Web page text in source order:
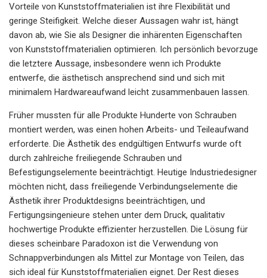
Vorteile von Kunststoffmaterialien ist ihre Flexibilität und
geringe Steifigkeit. Welche dieser Aussagen wahr ist, hängt
davon ab, wie Sie als Designer die inhärenten Eigenschaften
von Kunststoffmaterialien optimieren. Ich persönlich bevorzuge
die letztere Aussage, insbesondere wenn ich Produkte
entwerfe, die ästhetisch ansprechend sind und sich mit
minimalem Hardwareaufwand leicht zusammenbauen lassen.
Früher mussten für alle Produkte Hunderte von Schrauben
montiert werden, was einen hohen Arbeits- und Teileaufwand
erforderte. Die Ästhetik des endgültigen Entwurfs wurde oft
durch zahlreiche freiliegende Schrauben und
Befestigungselemente beeinträchtigt. Heutige Industriedesigner
möchten nicht, dass freiliegende Verbindungselemente die
Ästhetik ihrer Produktdesigns beeinträchtigen, und
Fertigungsingenieure stehen unter dem Druck, qualitativ
hochwertige Produkte effizienter herzustellen. Die Lösung für
dieses scheinbare Paradoxon ist die Verwendung von
Schnappverbindungen als Mittel zur Montage von Teilen, das
sich ideal für Kunststoffmaterialien eignet. Der Rest dieses